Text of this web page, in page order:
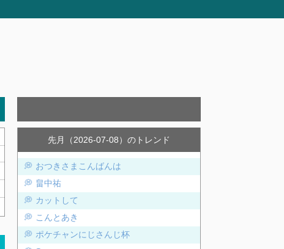
先月（2026-07-08）のトレンド
おつきさまこんばんは
畠中祐
カットして
こんとあき
ポケチャンにじさんじ杯